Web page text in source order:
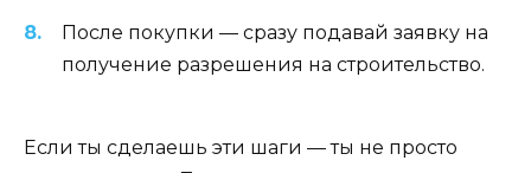
После покупки — сразу подавай заявку на
получение разрешения на строительство.
Если ты сделаешь эти шаги — ты не просто